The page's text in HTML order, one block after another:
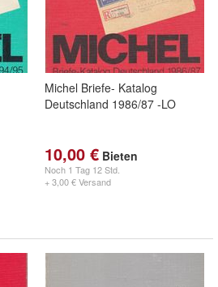
Michel Briefe- Katalog
Deutschland 1986/87 -LO
10,00 € Bieten
Noch 1 Tag 12 Std.
+ 3,00 € Versand